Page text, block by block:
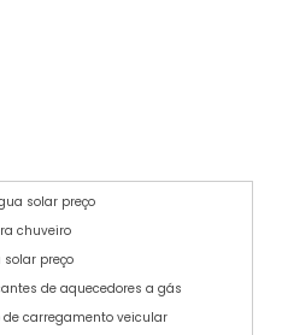
solar preço
chuveiro
preço
de aquecedores a gás
de carregamento veicular